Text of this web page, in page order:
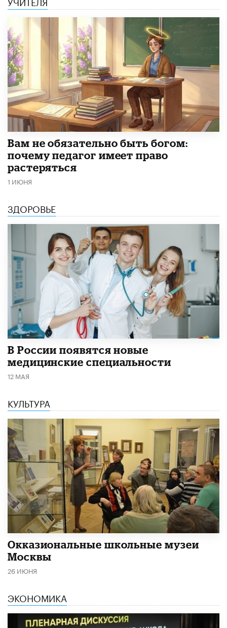
​Вам не обязательно быть богом:
почему педагог имеет право
растеряться
1 ИЮНЯ
ЗДОРОВЬЕ
В России появятся новые
медицинские специальности
12 МАЯ
КУЛЬТУРА
​Окказиональные школьные музеи
Москвы
26 ИЮНЯ
ЭКОНОМИКА